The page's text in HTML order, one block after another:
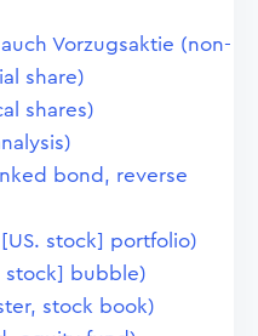
Vorzugsaktie (non-
share)
shares)
bond, reverse
stock] portfolio)
stock] bubble)
stock book)